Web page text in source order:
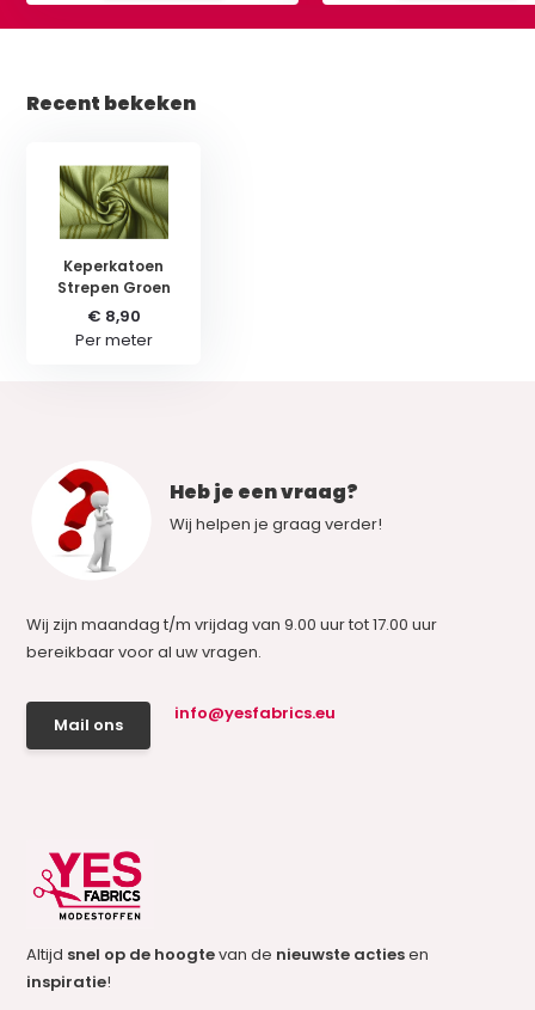
Recent bekeken
Keperkatoen
Strepen Groen
€ 8,90
Per meter
Heb je een vraag?
Wij helpen je graag verder!
Wij zijn maandag t/m vrijdag van 9.00 uur tot 17.00 uur
bereikbaar voor al uw vragen.
Mail ons
info@yesfabrics.eu
Altijd snel op de hoogtevan de nieuwste actiesen
inspiratie!